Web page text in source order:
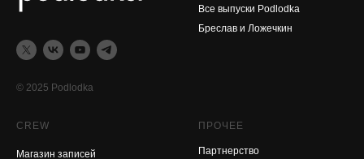
© 2025 Podlodka
Все выпуски Podlodka
Бреслав и Ложечкин
CREW
Магазин записей
ПРОЧЕЕ
Партнерство